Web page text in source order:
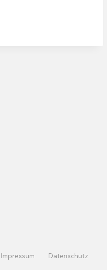
Impressum Datenschutz